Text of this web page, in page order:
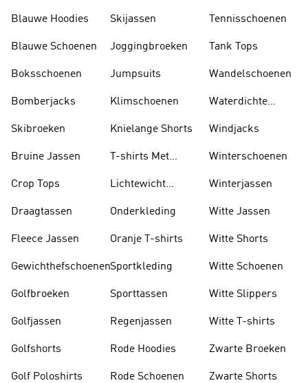
Blauwe Hoodies
Blauwe Schoenen
Boksschoenen
Bomberjacks
Skibroeken
Bruine Jassen
Crop Tops
Draagtassen
Fleece Jassen
Gewichthefschoenen
Golfbroeken
Golfjassen
Golfshorts
Golf Poloshirts
Skijassen
Joggingbroeken
Jumpsuits
Klimschoenen
Knielange Shorts
T-shirts Met
Lichtewicht
Onderkleding
Oranje T-shirts
Sportkleding
Sporttassen
Regenjassen
Rode Hoodies
Rode Schoenen
Tennisschoenen
Tank Tops
Wandelschoenen
Waterdichte
Windjacks
Winterschoenen
Winterjassen
Witte Jassen
Witte Shorts
Witte Schoenen
Witte Slippers
Witte T-shirts
Zwarte Broeken
Zwarte Shorts